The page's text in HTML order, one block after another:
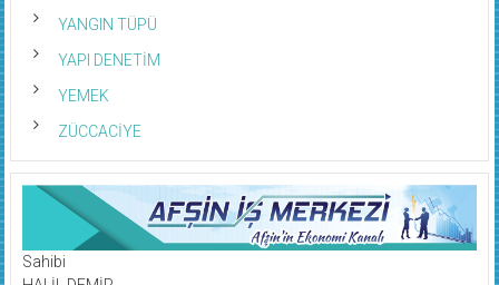
YANGIN TÜPÜ
YAPI DENETİM
YEMEK
ZÜCCACİYE
Sahibi